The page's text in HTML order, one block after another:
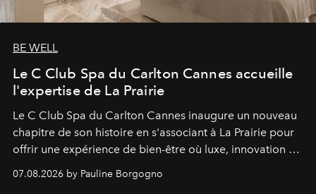
BE WELL
Le C Club Spa du Carlton Cannes accueille
l'expertise de La Prairie
Le C Club Spa du Carlton Cannes inaugure un nouveau
chapitre de son histoire en s'associant à La Prairie pour
offrir une expérience de bien-être où luxe, innovation et
expertise se rencontrent.
07.08.2026 by Pauline Borgogno